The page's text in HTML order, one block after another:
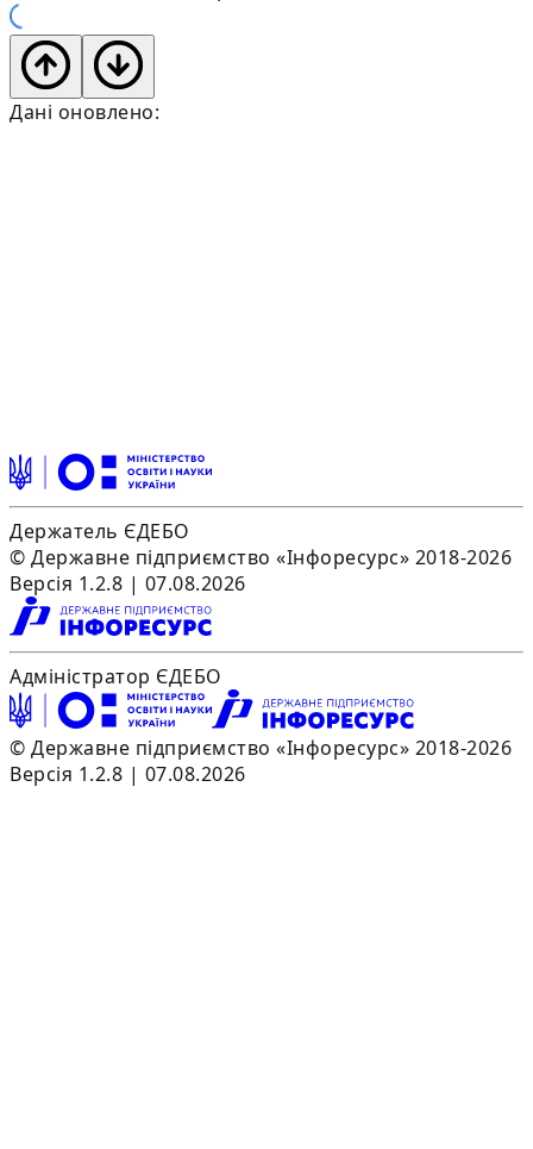
Дані оновлено:
Держатель ЄДЕБО
© Державне підприємство «Інфоресурс» 2018-2026
Версія 1.2.8 | 07.08.2026
Адміністратор ЄДЕБО
© Державне підприємство «Інфоресурс» 2018-2026
Версія 1.2.8 | 07.08.2026